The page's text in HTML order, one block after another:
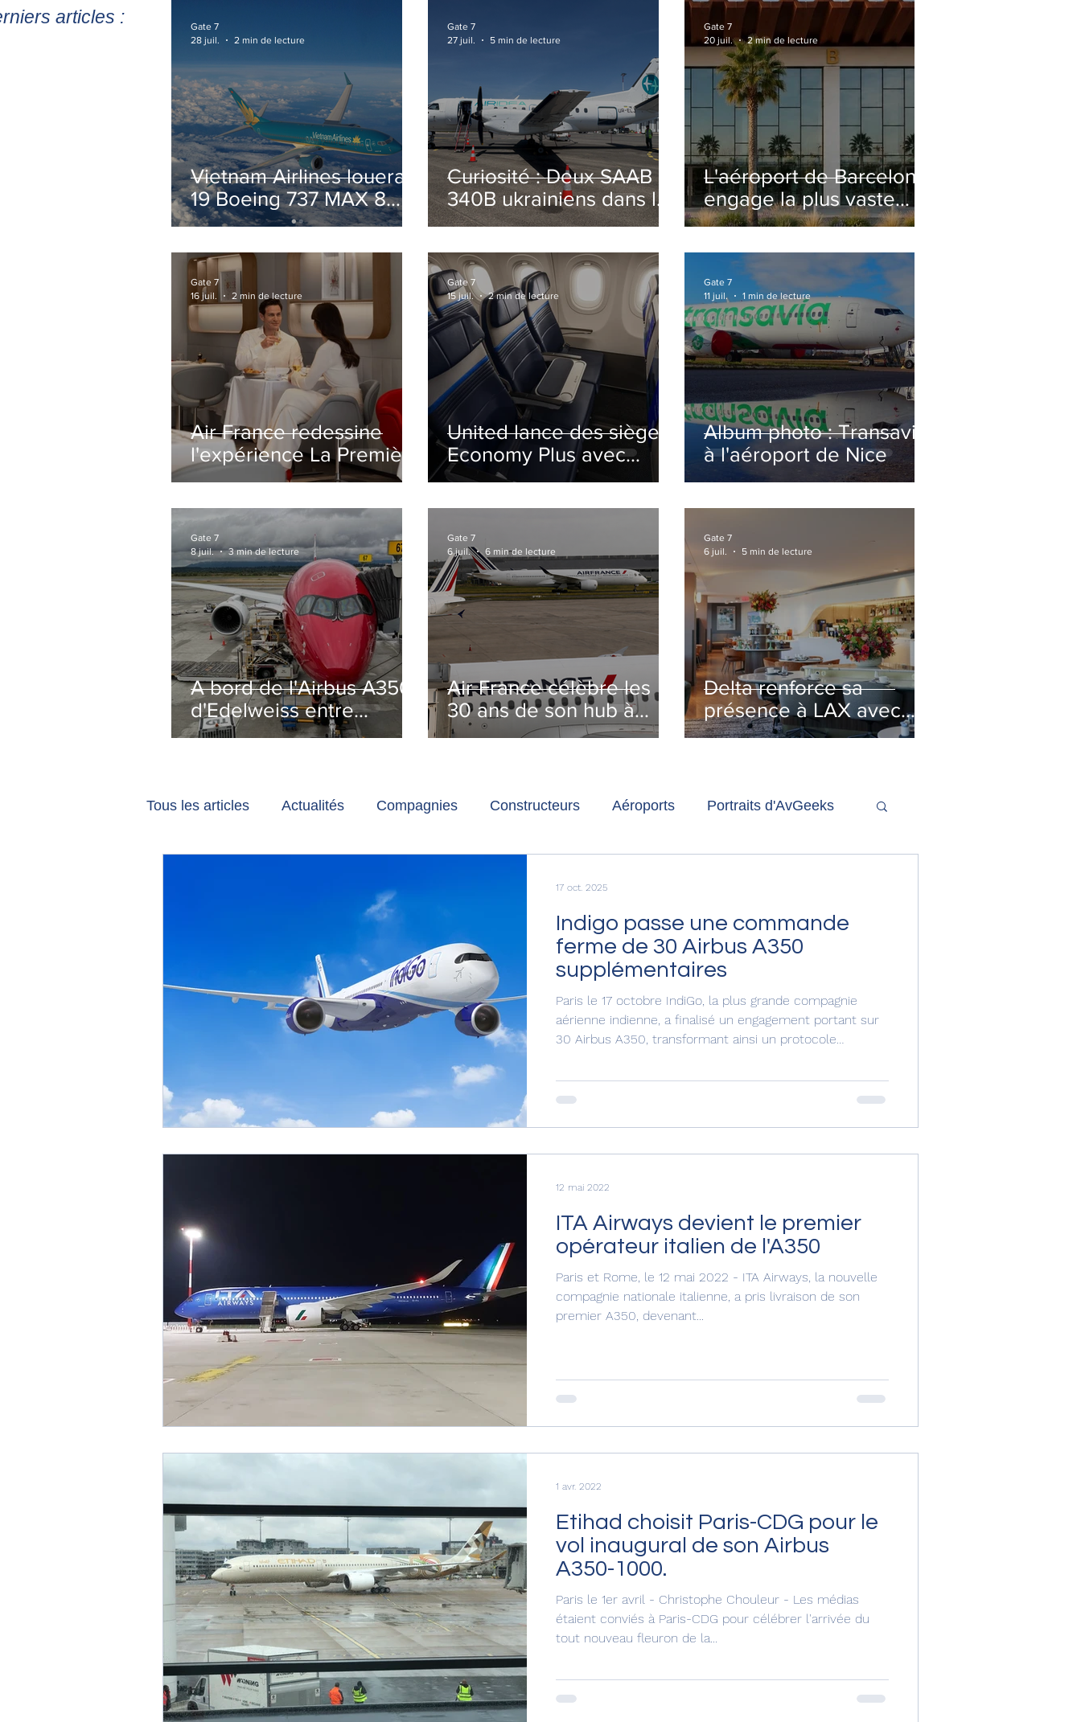
articles :
Vietnam Airlines louera
19 Boeing 737 MAX 8
pour accélérer la
flotte
Gate 7
28 juil.
2 min de lecture
Curiosité : Deux SAAB
340B ukrainiens dans le
ciel Italien cet été
Gate 7
27 juil.
5 min de lecture
L'aéroport de Barcelone
engage la plus vaste
rénovation de son
ouverture
Gate 7
20 juil.
2 min de lecture
Air France redessine
l'expérience La Première
avec un salon
Paris-CDG
Gate 7
16 juil.
2 min de lecture
United lance des sièges
Economy Plus avec
siège central neutralisé
Gate 7
15 juil.
2 min de lecture
Album photo : Transavia
à l'aéroport de Nice
Gate 7
11 juil.
1 min de lecture
A bord de l'Airbus A350
d'Edelweiss entre
Vancouver et Zurich
Gate 7
8 juil.
3 min de lecture
Air France célèbre les
30 ans de son hub à
Paris-Charles de Gaulle
Gate 7
6 juil.
6 min de lecture
Delta renforce sa
présence à LAX avec
l'ouverture de la
Gate 7
6 juil.
5 min de lecture
Tous les articles Actualités Compagnies Constructeurs Aéroports Portraits d'AvGeeks
Indigo passe une commande
ferme de 30 Airbus A350
supplémentaires
Paris le 17 octobre IndiGo, la plus grande compagnie
aérienne indienne, a finalisé un engagement portant sur
30 Airbus A350, transformant ainsi un protocole
le total des commandes d'A350 de la compagnie à 60
appareils. Cette augmentation de la commande marque
exploitant le rayon d'action important et l'efficacité de
17 oct. 2025
ITA Airways devient le premier
opérateur italien de l'A350
Paris et Rome, le 12 mai 2022 - ITA Airways, la nouvelle
compagnie nationale italienne, a pris livraison de son
premier A350, devenant...
12 mai 2022
Etihad choisit Paris-CDG pour le
vol inaugural de son Airbus
A350-1000.
Paris le 1er avril - Christophe Chouleur - Les médias
étaient conviés à Paris-CDG pour célébrer l'arrivée du
tout nouveau fleuron de la...
1 avr. 2022